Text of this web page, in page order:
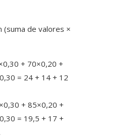
(suma de valores ×
+ 70×0,20 +
= 24 + 14 + 12
+ 85×0,20 +
= 19,5 + 17 +